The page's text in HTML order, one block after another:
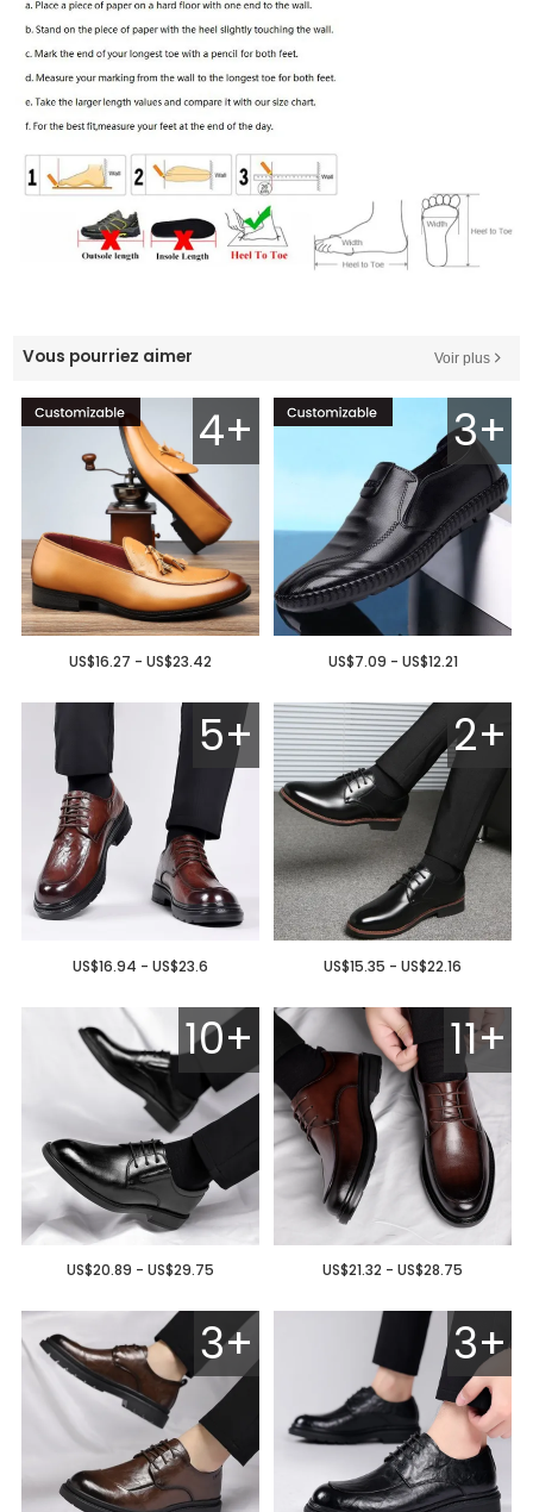
Vous pourriez aimer Voir plus
4+
US$16.27 - US$23.42
3+
US$7.09 - US$12.21
5+
US$16.94 - US$23.6
2+
US$15.35 - US$22.16
10+
US$20.89 - US$29.75
11+
US$21.32 - US$28.75
3+ 3+